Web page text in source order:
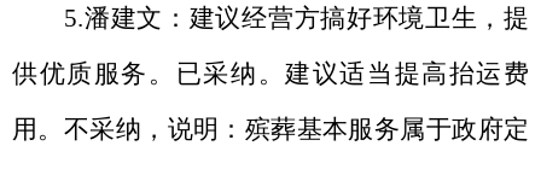
5.潘建文 ： 建议经营方搞好环境卫生，提
供优质服务。已采纳。建议适当提高抬运费
用。不采纳，说明：殡葬基本服务属于政府定